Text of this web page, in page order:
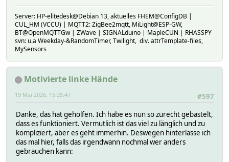
Server: HP-elitedesk@Debian 13, aktuelles FHEM@ConfigDB |
CUL_HM (VCCU) | MQTT2: ZigBee2mqtt, MiLight@ESP-GW,
BT@OpenMQTTGw | ZWave | SIGNALduino | MapleCUN | RHASSPY
svn: u.a Weekday-&RandomTimer, Twilight, div. attrTemplate-files,
MySensors
Motivierte linke Hände
#597
19 Mai 2026, 15:25:47
Danke, das hat geholfen. Ich habe es nun so zurecht gebastelt,
dass es funktioniert. Vermutlich ist das viel zu länglich und zu
kompliziert, aber es geht immerhin. Deswegen hinterlasse ich
das mal hier, falls das irgendwann nochmal wer anders
gebrauchen kann: